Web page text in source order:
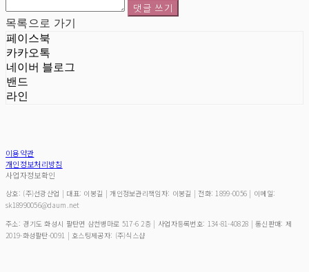
댓글 쓰기
목록으로 가기
페이스북
카카오톡
네이버 블로그
밴드
라인
이용약관
개인정보처리방침
사업자정보확인
상호: (주)선광산업 | 대표: 이봉길 | 개인정보관리책임자: 이봉길 | 전화: 1899-0056 | 이메일:
sk18990056@daum.net
주소: 경기도 화성시 팔탄면 삼천병마로 517-6 2층 | 사업자등록번호: 134-81-40828 | 통신판매: 제
2019-화성팔탄-0091 | 호스팅제공자: (주)식스샵